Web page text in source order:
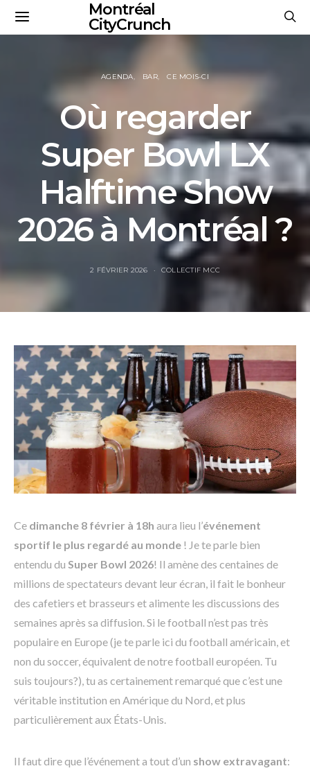
Montréal
CityCrunch
AGENDA BAR CE MOIS-CI
Où regarder
Super Bowl LX
Halftime Show
2026 à Montréal ?
2 FÉVRIER 2026 COLLECTIF MCC
Ce dimanche 8 février à 18h aura lieu l’événement
sportif le plus regardé au monde ! Je te parle bien
entendu du Super Bowl 2026! Il amène des centaines de
millions de spectateurs devant leur écran, il fait le bonheur
des cafetiers et brasseurs et alimente les discussions des
semaines après sa diffusion. Si le football n’est pas très
populaire en Europe (je te parle ici du football américain, et
non du soccer, équivalent de notre football européen. Tu
suis toujours?), tu as certainement remarqué que c’est une
véritable institution en Amérique du Nord, et plus
particulièrement aux États-Unis.
Il faut dire que l’événement a tout d’un show extravagant: